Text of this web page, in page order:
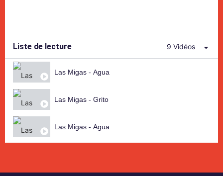
Liste de lecture 9 Vidéos
Las Migas - Agua
Las Migas - Grito
Las Migas - Agua